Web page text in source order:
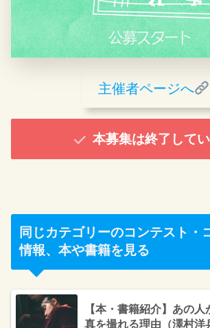
主催者ページへ
本募集は終了してい
同じカテゴリーのコンテスト・
情報、本や書籍を見る
【本・書籍紹介】あの
真を撮れる理由（澤村洋